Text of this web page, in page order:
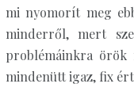
mi nyomorít meg
minderről, mert
problémáinkra örök
mindenütt igaz, fix